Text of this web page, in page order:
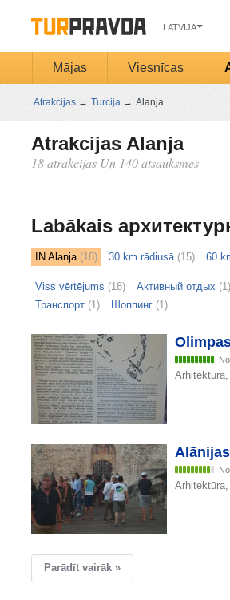
LATVIJA
Mājas Viesnīcas
Atrakcijas → Turcija → Alanja
Atrakcijas Alanja
18 atrakcijas Un 140 atsauksmes
Labākais
IN Alanja(18) 30 km rādiusā(15) 60
Viss vērtējums (18) Активный отдых (1)
Транспорт(1) Шоппинг(1)
Parādīt vairāk »